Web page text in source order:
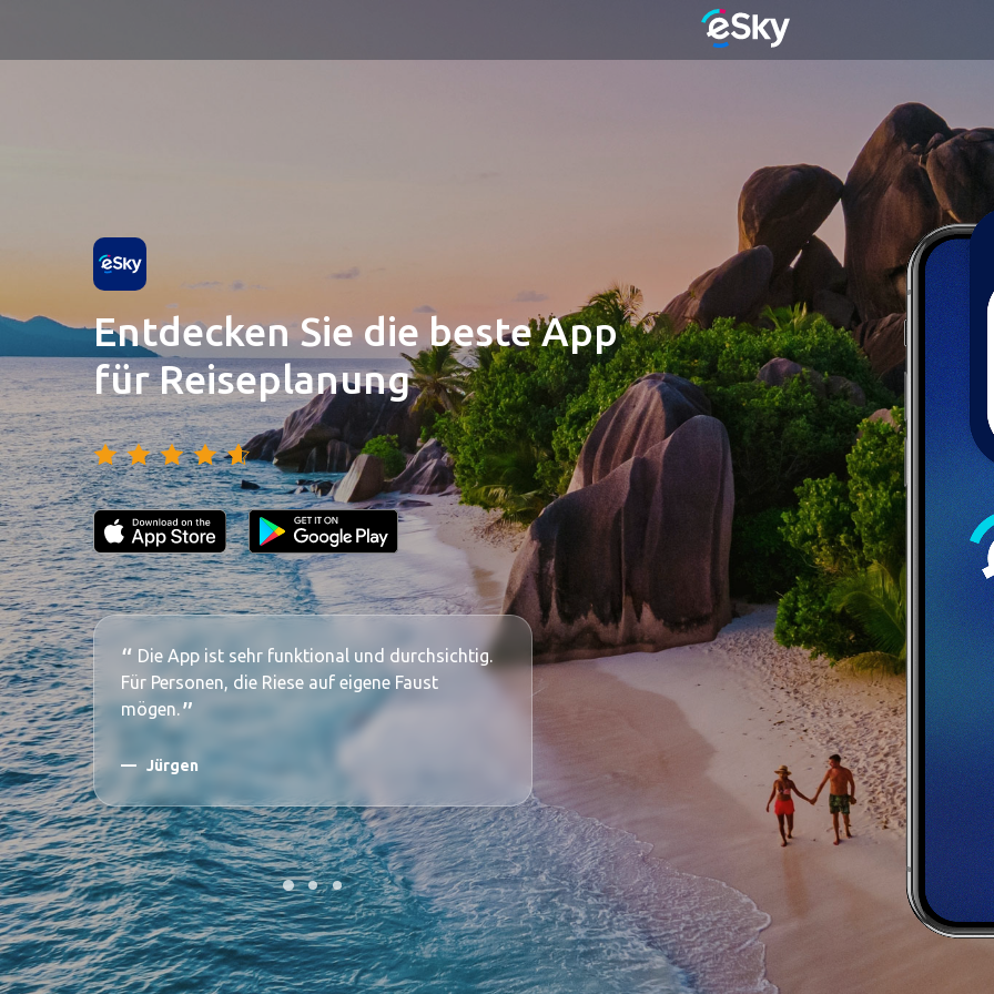
Entdecken Sie die beste App
für Reiseplanung
Die App ist sehr funktional und durchsichtig.
Für Personen, die Riese auf eigene Faust
mögen.
Jürgen
Es gefällt mir die Durchsichtigkeit der App und
viele Funktionen. Das ist cool, dass man die
gesamte Reise in einer App planen kann: Flug,
Auto, Übernachtung. Sehr empfehlenswert.